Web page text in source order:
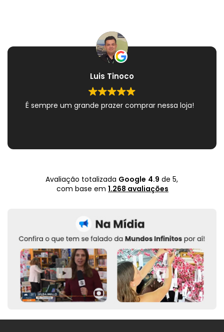
Luis Tinoco
É sempre um grande prazer comprar nessa loja!
Avaliação totalizada Google 4.9 de 5,
com base em 1.268 avaliações